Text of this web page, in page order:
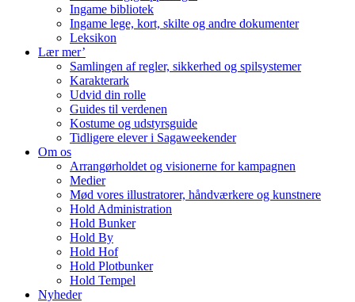
Ingame bibliotek
Ingame lege, kort, skilte og andre dokumenter
Leksikon
Lær mer’
Samlingen af regler, sikkerhed og spilsystemer
Karakterark
Udvid din rolle
Guides til verdenen
Kostume og udstyrsguide
Tidligere elever i Sagaweekender
Om os
Arrangørholdet og visionerne for kampagnen
Medier
Mød vores illustratorer, håndværkere og kunstnere
Hold Administration
Hold Bunker
Hold By
Hold Hof
Hold Plotbunker
Hold Tempel
Nyheder